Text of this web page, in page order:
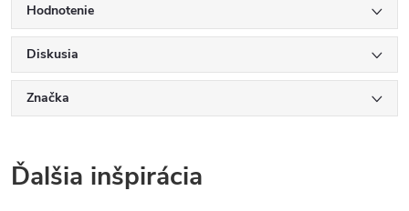
Hodnotenie
Diskusia
Značka
Ďalšia inšpirácia